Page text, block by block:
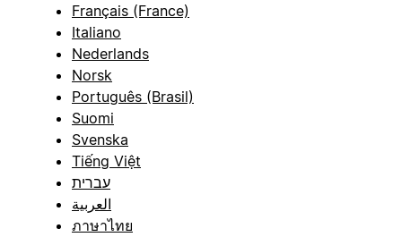
Français (France)
Italiano
Nederlands
Norsk
Português (Brasil)
Suomi
Svenska
Tiếng Việt
עברית
العربية
ภาษาไทย